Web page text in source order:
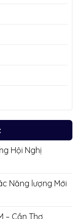
Hội Nghị
Năng lượng Mới
– Cần Thơ